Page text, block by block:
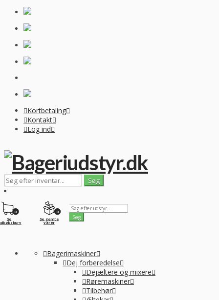
Kortbetaling
Kontakt
Log ind
0
Se gemte
varer
0
Se
Bagerimaskiner
Dej forberedelse
Dejæltere og mixere
Røremaskiner
Tilbehør